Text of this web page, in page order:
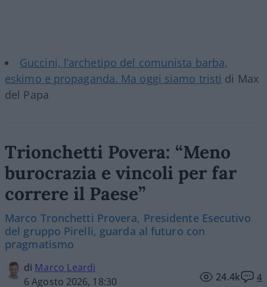
Guccini, l’archetipo del comunista barba,
eskimo e propaganda. Ma oggi siamo tristi di Max
del Papa
Trionchetti Povera: “Meno
burocrazia e vincoli per far
correre il Paese”
Marco Tronchetti Provera, Presidente Esecutivo
del gruppo Pirelli, guarda al futuro con
pragmatismo
di Marco Leardi
6 Agosto 2026, 18:30
24.4k 4